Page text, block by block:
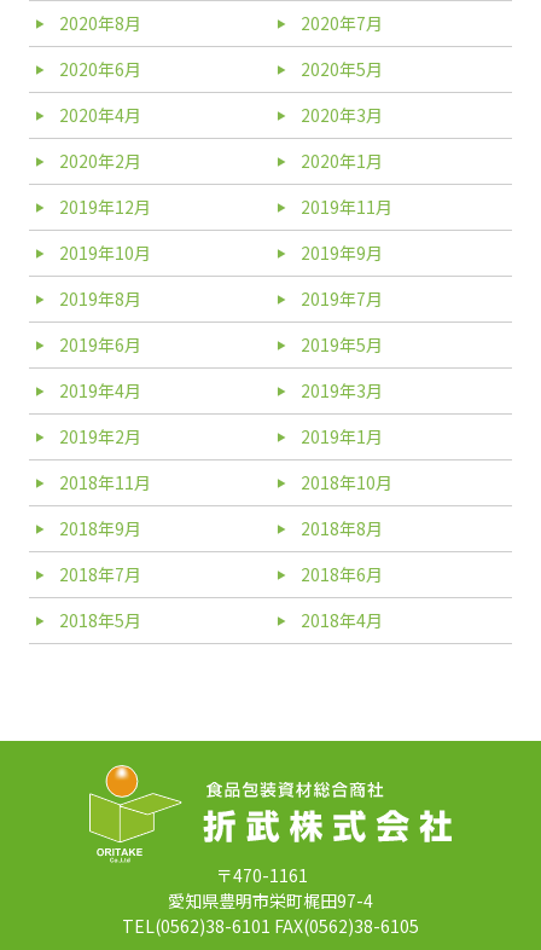
2020年8月
2020年7月
2020年6月
2020年5月
2020年4月
2020年3月
2020年2月
2020年1月
2019年12月
2019年11月
2019年10月
2019年9月
2019年8月
2019年7月
2019年6月
2019年5月
2019年4月
2019年3月
2019年2月
2019年1月
2018年11月
2018年10月
2018年9月
2018年8月
2018年7月
2018年6月
2018年5月
2018年4月
〒470-1161
愛知県豊明市栄町梶田97-4
TEL(0562)38-6101 FAX(0562)38-6105